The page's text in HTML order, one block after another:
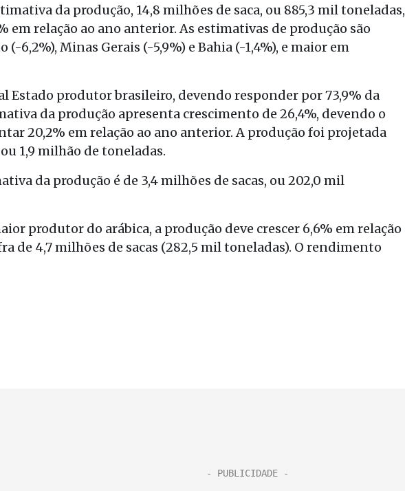
da produção, 14,8 milhões de saca, ou 885,3 mil toneladas,
em relação ao ano anterior. As estimativas de produção são
6,2%), Minas Gerais (-5,9%) e Bahia (-1,4%), e maior em
Estado produtor brasileiro, devendo responder por 73,9% da
da produção apresenta crescimento de 26,4%, devendo o
20,2% em relação ao ano anterior. A produção foi projetada
1,9 milhão de toneladas.
da produção é de 3,4 milhões de sacas, ou 202,0 mil
produtor do arábica, a produção deve crescer 6,6% em relação
de 4,7 milhões de sacas (282,5 mil toneladas). O rendimento